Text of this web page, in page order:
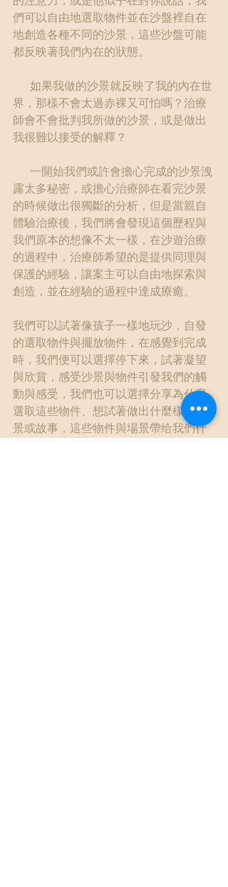
們可以自由地選取物件並在沙盤裡自在
地創造各種不同的沙景，這些沙盤可能
都反映著我們內在的狀態。
界，那樣不會太過赤裸又可怕嗎？治療
師會不會批判我所做的沙景，或是做出
我很難以接受的解釋？
露太多秘密，或擔心治療師在看完沙景
的時候做出很獨斷的分析，但是當親自
體驗治療後，我們將會發現這個歷程與
我們原本的想像不太一樣，在沙遊治療
的過程中，治療師希望的是提供同理與
保護的經驗，讓案主可以自由地探索與
創造，並在經驗的過程中達成療癒。
我們可以試著像孩子一樣地玩沙，自發
的選取物件與擺放物件，在感覺到完成
時，我們便可以選擇停下來，試著凝望
與欣賞，感受沙景與物件引發我們的觸
動與感受，我們也可以選擇分享為什麼
選取這些物件、想試著做出什麼樣的場
景或故事，這些物件與場景帶给我們什